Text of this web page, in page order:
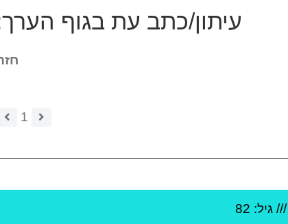
עיתון/כתב עת בגוף
1
/// גיל: 82